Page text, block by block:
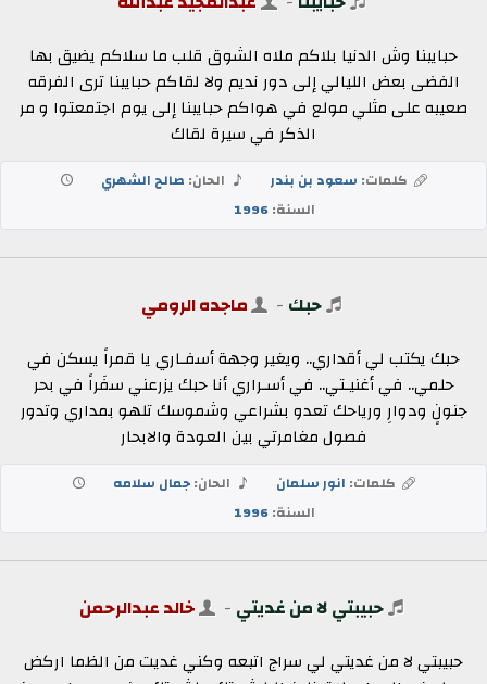
حبايبنا وش الدنيا بلاكم ملاه الشوق قلب ما سلاكم يضيق بها
الفضى بعض الليالي إلى دور نديم ولا لقاكم حبايبنا ترى الفرقه
صعيبه على مثلي مولع في هواكم حبايبنا إلى يوم اجتمعتوا و مر
الذكر في سيرة لقاك
كلمات: سعود بن بندر الحان: صالح الشهري
السنة:1996
حبك - ماجده الرومي
حبك يكتب لي أقداري.. ويغير وجهة أسفـاري يا قمراً يسكن في
حلمي.. في أغنيـتي.. في أسـراري أنا حبك يزرعني سفَراً في بحر
جنونٍ ودوارِ ورياحك تعدو بشراعي وشموسك تلهو بمداري وتدور
فصول مغامرتي بين العودة والابحار
كلمات: انور سلمان الحان:جمال سلامه
السنة:1996
حبيبتي لا من غديتي - خالد عبدالرحمن
حبيبتي لا من غديتي لي سراج اتبعه وكني غديت من الظما اركض